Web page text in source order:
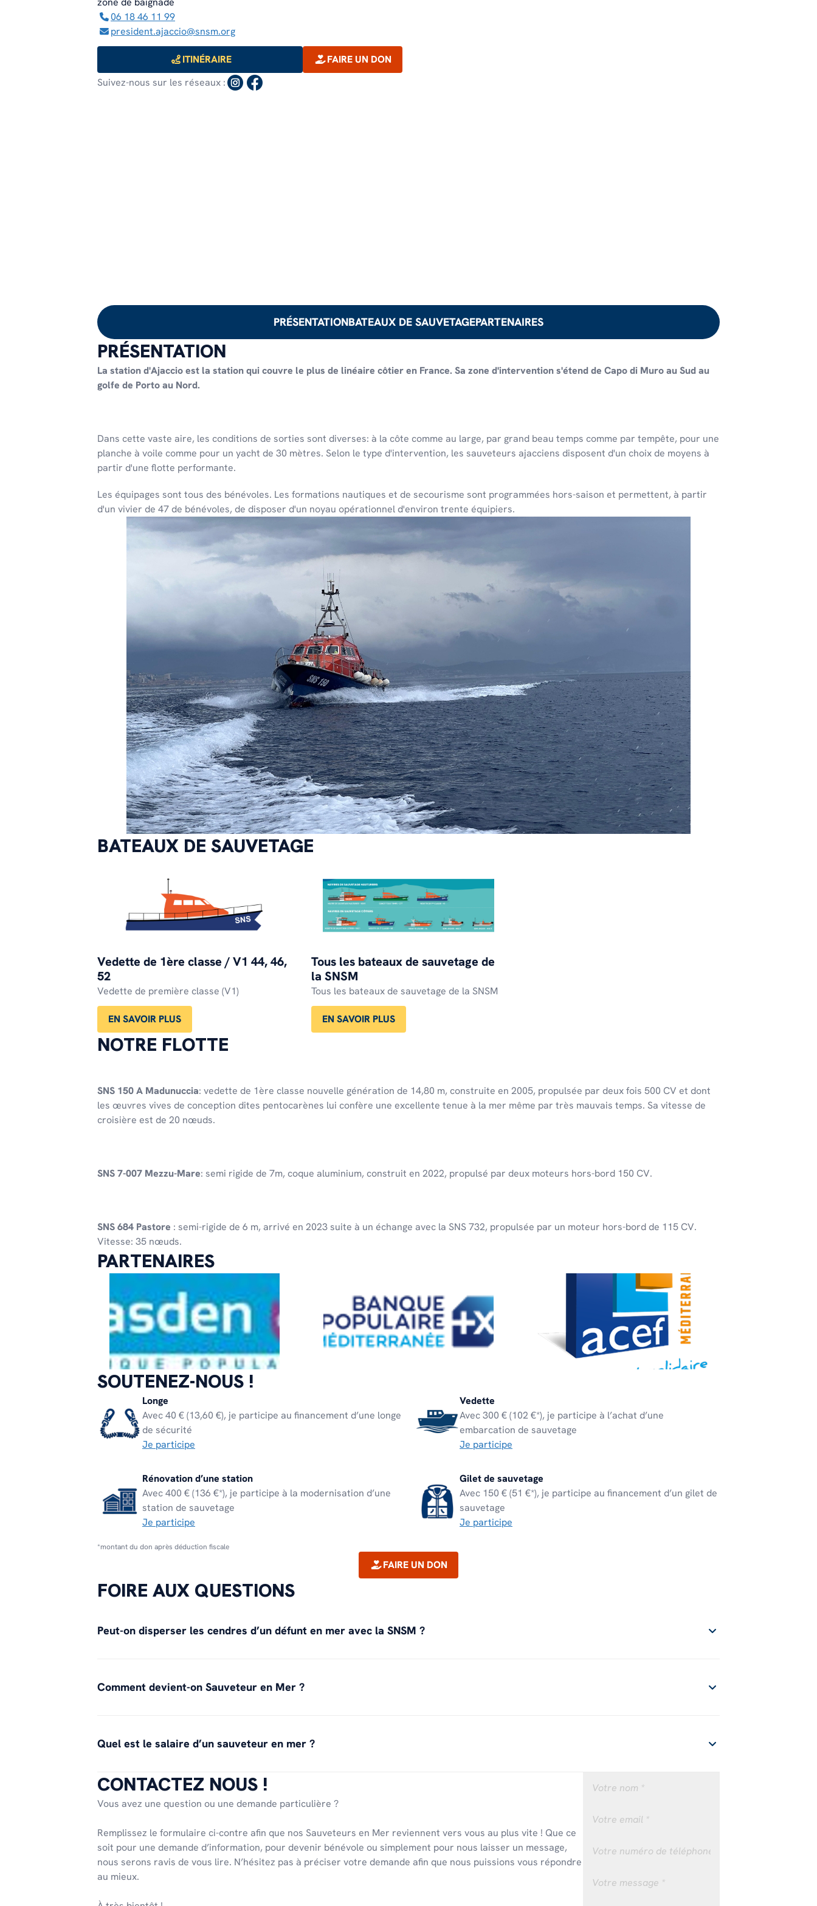
EN SAVOIR PLUS
EN SAVOIR PLUS
06 18 46 11 99
president.ajaccio@snsm.org
ITINÉRAIRE
FAIRE UN DON
Suivez-nous sur les réseaux :
PRÉSENTATIONBATEAUX DE SAUVETAGEPARTENAIRES
PRÉSENTATION
La station d'Ajaccio est la station qui couvre le plus de linéaire côtier en France. Sa zone d'intervention s'étend de Capo di Muro au Sud au
golfe de Porto au Nord.
Dans cette vaste aire, les conditions de sorties sont diverses: à la côte comme au large, par grand beau temps comme par tempête, pour une
planche à voile comme pour un yacht de 30 mètres. Selon le type d'intervention, les sauveteurs ajacciens disposent d'un choix de moyens à
partir d'une flotte performante.
Les équipages sont tous des bénévoles. Les formations nautiques et de secourisme sont programmées hors-saison et permettent, à partir
d'un vivier de 47 de bénévoles, de disposer d'un noyau opérationnel d'environ trente équipiers.
BATEAUX DE SAUVETAGE
Vedette de 1ère classe / V1 44, 46,
52
Vedette de première classe (V1)
EN SAVOIR PLUS
Tous les bateaux de sauvetage de
la SNSM
Tous les bateaux de sauvetage de la SNSM
EN SAVOIR PLUS
NOTRE FLOTTE
SNS 150 A Madunuccia: vedette de 1ère classe nouvelle génération de 14,80 m, construite en 2005, propulsée par deux fois 500 CV et dont
les œuvres vives de conception dites pentocarènes lui confère une excellente tenue à la mer même par très mauvais temps. Sa vitesse de
croisière est de 20 nœuds.
SNS 7-007 Mezzu-Mare: semi rigide de 7m, coque aluminium, construit en 2022, propulsé par deux moteurs hors-bord 150 CV.
SNS 684 Pastore : semi-rigide de 6 m, arrivé en 2023 suite à un échange avec la SNS 732, propulsée par un moteur hors-bord de 115 CV.
Vitesse: 35 nœuds.
PARTENAIRES
SOUTENEZ-NOUS !
Longe
Avec 40 € (13,60 €), je participe au financement d’une longe
de sécurité
Je participe
Vedette
Avec 300 € (102 €*), je participe à l’achat d’une
embarcation de sauvetage
Je participe
Rénovation d’une station
Avec 400 € (136 €*), je participe à la modernisation d’une
station de sauvetage
Je participe
Gilet de sauvetage
Avec 150 € (51 €*), je participe au financement d’un gilet de
sauvetage
Je participe
*montant du don après déduction fiscale
FAIRE UN DON
FOIRE AUX QUESTIONS
Peut-on disperser les cendres d’un défunt en mer avec la SNSM ?
Comment devient-on Sauveteur en Mer ?
Quel est le salaire d’un sauveteur en mer ?
CONTACTEZ NOUS !
Vous avez une question ou une demande particulière ?
Remplissez le formulaire ci-contre afin que nos Sauveteurs en Mer reviennent vers vous au plus vite ! Que ce
soit pour une demande d’information, pour devenir bénévole ou simplement pour nous laisser un message,
nous serons ravis de vous lire. N’hésitez pas à préciser votre demande afin que nous puissions vous répondre
au mieux.